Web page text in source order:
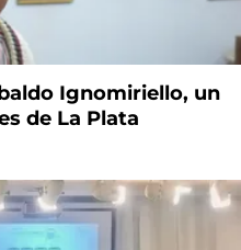
Ignomiriello, un
de La Plata